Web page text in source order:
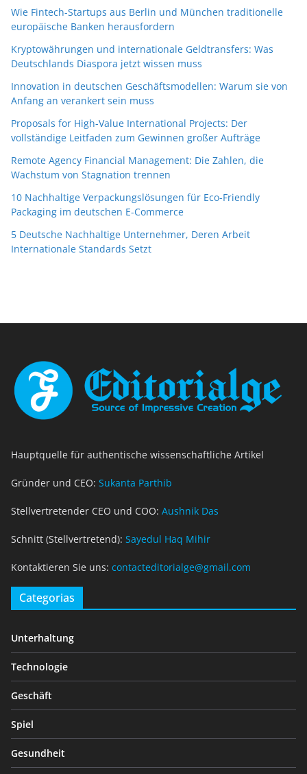
Wie Fintech-Startups aus Berlin und München traditionelle
europäische Banken herausfordern
Kryptowährungen und internationale Geldtransfers: Was
Deutschlands Diaspora jetzt wissen muss
Innovation in deutschen Geschäftsmodellen: Warum sie von
Anfang an verankert sein muss
Proposals for High-Value International Projects: Der
vollständige Leitfaden zum Gewinnen großer Aufträge
Remote Agency Financial Management: Die Zahlen, die
Wachstum von Stagnation trennen
10 Nachhaltige Verpackungslösungen für Eco-Friendly
Packaging im deutschen E-Commerce
5 Deutsche Nachhaltige Unternehmer, Deren Arbeit
Internationale Standards Setzt
Hauptquelle für authentische wissenschaftliche Artikel
Gründer und CEO: Sukanta Parthib
Stellvertretender CEO und COO: Aushnik Das
Schnitt (Stellvertretend): Sayedul Haq Mihir
Kontaktieren Sie uns: contacteditorialge@gmail.com
Categorias
Unterhaltung
Technologie
Geschäft
Spiel
Gesundheit